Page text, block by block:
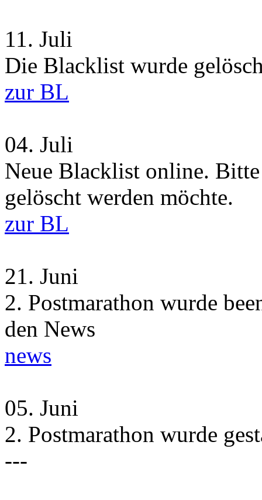
11. Juli
Die Blacklist wurde
zur BL
04. Juli
Neue Blacklist online.
gelöscht werden möchte.
zur BL
21. Juni
2. Postmarathon wurde
den News
news
05. Juni
2. Postmarathon wurde
---